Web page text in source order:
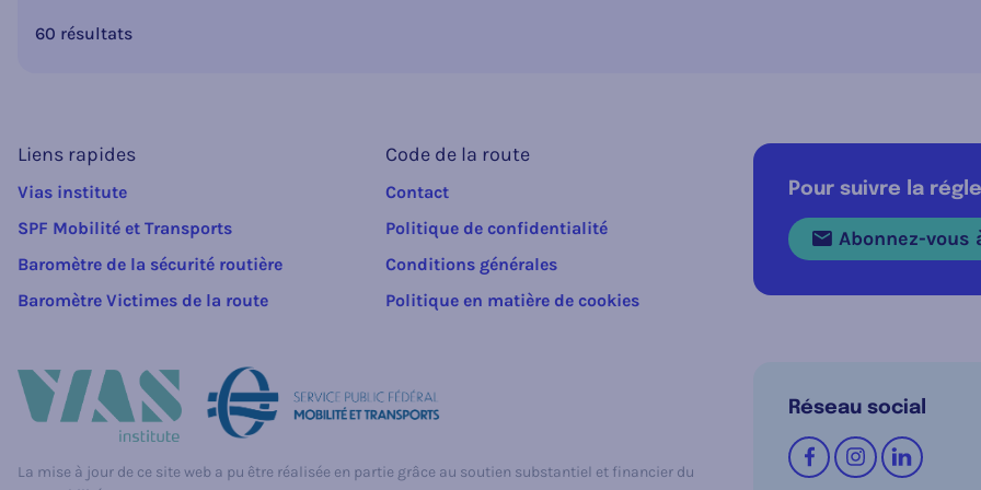
60 résultats
Liens rapides
Vias institute
SPF Mobilité et Transports
Baromètre de la sécurité routière
Baromètre Victimes de la route
Code de la route
Contact
Politique de confidentialité
Conditions générales
Politique en matière de cookies
Pour suivre la
Abonnez-vous
Réseau social
Suivez-nous sur
FacebookInstagramLinkedIn
La mise à jour de ce site web a pu être réalisée en partie grâce au soutien substantiel et financier du